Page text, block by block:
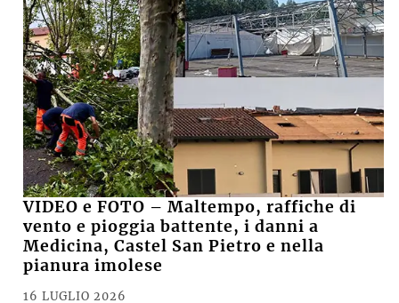
VIDEO e FOTO – Maltempo, raffiche di
vento e pioggia battente, i danni a
Medicina, Castel San Pietro e nella
pianura imolese
16 LUGLIO 2026